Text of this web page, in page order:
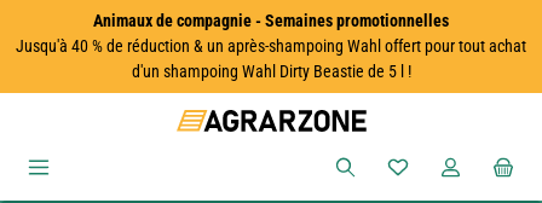
Passer au contenu principalAnimaux de compagnie - Semaines promotionnelles
Jusqu'à 40 % de réduction & un après-shampoing Wahl offert pour tout achat
d'un shampoing Wahl Dirty Beastie de 5 l !
Vous avez 0